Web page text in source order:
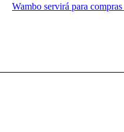
Wambo servirá para